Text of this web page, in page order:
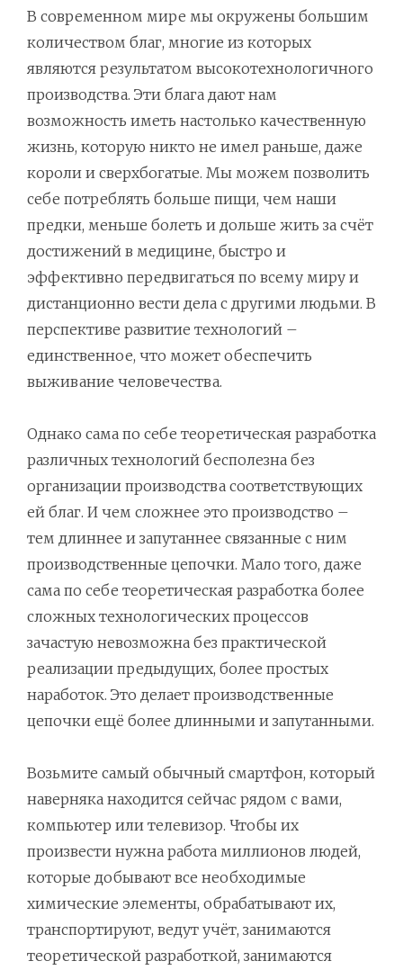
В современном мире мы окружены большим
количеством благ, многие из которых
являются результатом высокотехнологичного
производства. Эти блага дают нам
возможность иметь настолько качественную
жизнь, которую никто не имел раньше, даже
короли и сверхбогатые. Мы можем позволить
себе потреблять больше пищи, чем наши
предки, меньше болеть и дольше жить за счёт
достижений в медицине, быстро и
эффективно передвигаться по всему миру и
дистанционно вести дела с другими людьми. В
перспективе развитие технологий –
единственное, что может обеспечить
выживание человечества.
Однако сама по себе теоретическая разработка
различных технологий бесполезна без
организации производства соответствующих
ей благ. И чем сложнее это производство –
тем длиннее и запутаннее связанные с ним
производственные цепочки. Мало того, даже
сама по себе теоретическая разработка более
сложных технологических процессов
зачастую невозможна без практической
реализации предыдущих, более простых
наработок. Это делает производственные
цепочки ещё более длинными и запутанными.
Возьмите самый обычный смартфон, который
наверняка находится сейчас рядом с вами,
компьютер или телевизор. Чтобы их
произвести нужна работа миллионов людей,
которые добывают все необходимые
химические элементы, обрабатывают их,
транспортируют, ведут учёт, занимаются
теоретической разработкой, занимаются